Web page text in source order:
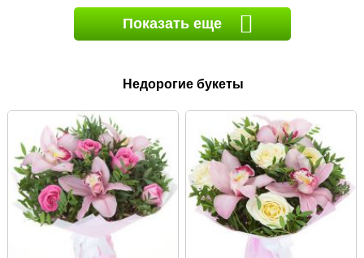
Показать еще
Недорогие букеты